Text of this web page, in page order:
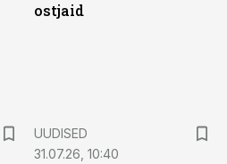
ostjaid
UUDISED
31.07.26, 10:40